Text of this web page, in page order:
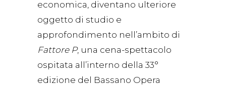
economica, diventano ulteriore
oggetto di studio e
approfondimento nell’ambito di
Fattore P, una cena-spettacolo
ospitata all’interno della 33°
edizione del Bassano Opera